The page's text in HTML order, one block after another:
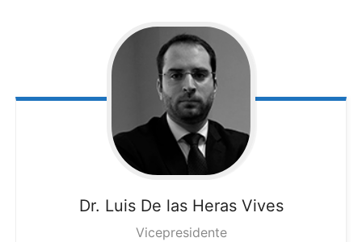
Dr. Luis De las Heras Vives
Vicepresidente